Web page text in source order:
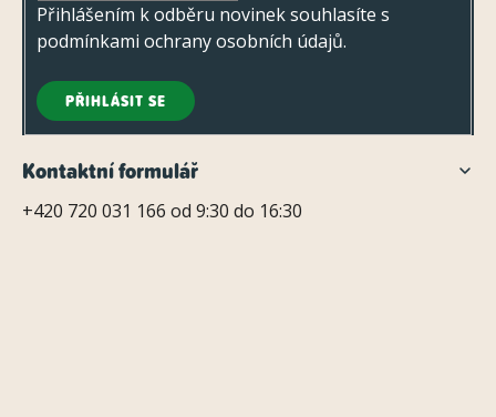
Přihlášením k odběru novinek souhlasíte s
podmínkami ochrany osobních údajů.
PŘIHLÁSIT SE
Kontaktní formulář
+420 720 031 166 od 9:30 do 16:30